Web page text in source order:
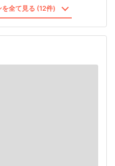
全て見る (12件)